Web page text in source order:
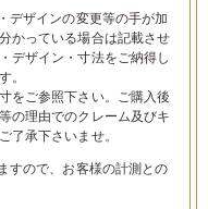
デザインの変更等の手が加
かっている場合は記載させ
デザイン・寸法をご納得し
。
をご参照下さい。ご購入後
の理由でのクレーム及びキ
了承下さいませ。
すので、お客様の計測との